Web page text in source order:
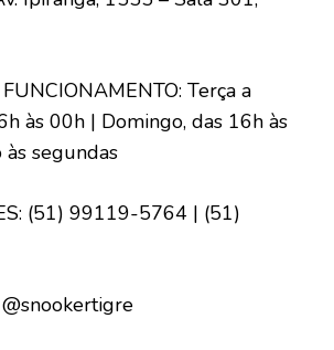
Terça a
às 00h | Domingo, das 16h às
segundas
(51) 99119-5764 | (51)